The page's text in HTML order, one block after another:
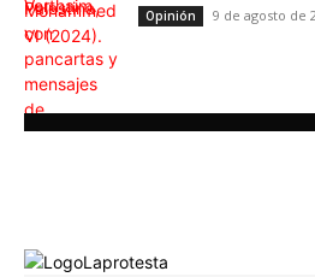
Opinión 9 de agosto de